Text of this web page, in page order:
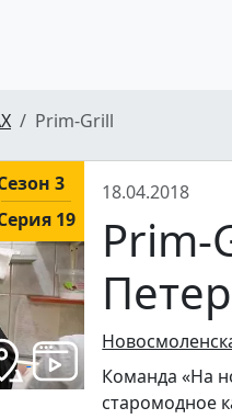
Prim-Grill
3
19
18.04.2018
Prim-
Команда «На
старомодное